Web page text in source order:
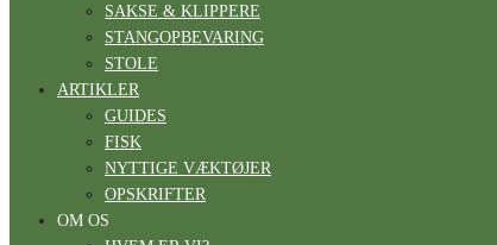
SAKSE & KLIPPERE
STANGOPBEVARING
STOLE
ARTIKLER
GUIDES
FISK
NYTTIGE VÆKTØJER
OPSKRIFTER
OM OS